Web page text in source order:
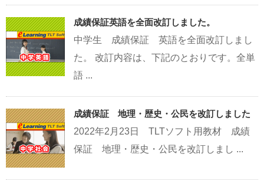
成績保証英語を全面改訂しました。
中学生 成績保証 英語を全面改訂しまし
た。 改訂内容は、下記のとおりです。全単
語 ...
成績保証 地理・歴史・公民を改訂しました
2022年2月23日 TLTソフト用教材 成績
保証 地理・歴史・公民を改訂しまし ...